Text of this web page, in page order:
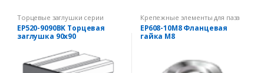
Торцевые заглушки серии
EcoPRO
EP520-9090BK Торцевая
заглушка 90х90
Крепежные элементы для паза
10 мм
EP608-10M8 Фланцевая
гайка М8